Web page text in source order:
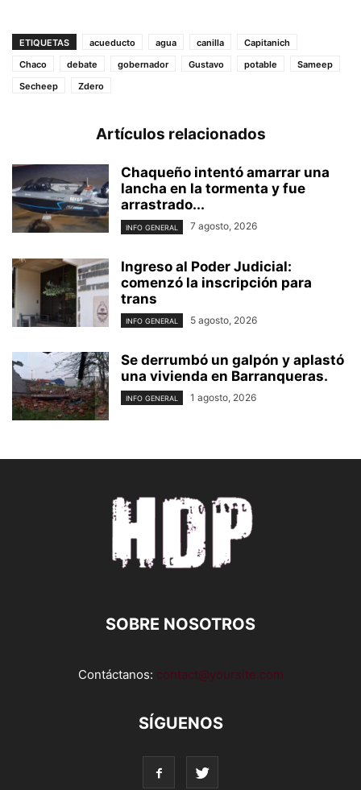
ETIQUETAS acueducto agua canilla
Capitanich
Chaco
debate gobernador Gustavo potable
Sameep
Secheep
Zdero
Artículos relacionados
Chaqueño intentó amarrar una
lancha en la tormenta y fue
arrastrado...
INFO GENERAL 7 agosto, 2026
Ingreso al Poder Judicial:
comenzó la inscripción para
trans
INFO GENERAL 5 agosto, 2026
Se derrumbó un galpón y aplastó
una vivienda en Barranqueras.
INFO GENERAL 1 agosto, 2026
SOBRE NOSOTROS
Contáctanos: contact@yoursite.com
SÍGUENOS